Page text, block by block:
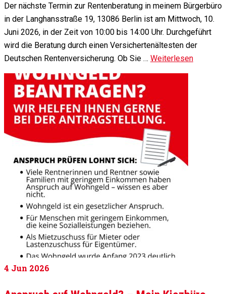
Der nächste Termin zur Rentenberatung in meinem Bürgerbüro
in der Langhansstraße 19, 13086 Berlin ist am Mittwoch, 10.
Juni 2026, in der Zeit von 10:00 bis 14:00 Uhr. Durchgeführt
wird die Beratung durch einen Versichertenältesten der
Deutschen Rentenversicherung. Ob Sie … Weiterlesen
4 Jun 2026